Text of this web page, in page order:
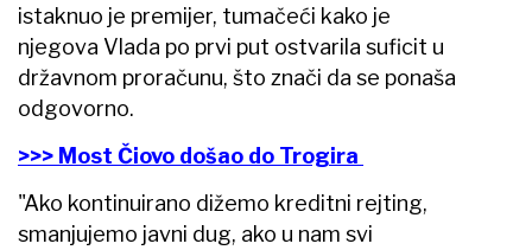
istaknuo je premijer, tumačeći kako je
njegova Vlada po prvi put ostvarila suficit u
državnom proračunu, što znači da se ponaša
odgovorno.
>>> Most Čiovo došao do Trogira
"Ako kontinuirano dižemo kreditni rejting,
smanjujemo javni dug, ako u nam svi